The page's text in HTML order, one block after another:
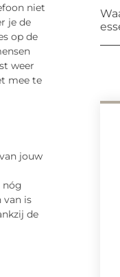
niet
je de
op de
weer
mee te
jouw
nóg
van is
de